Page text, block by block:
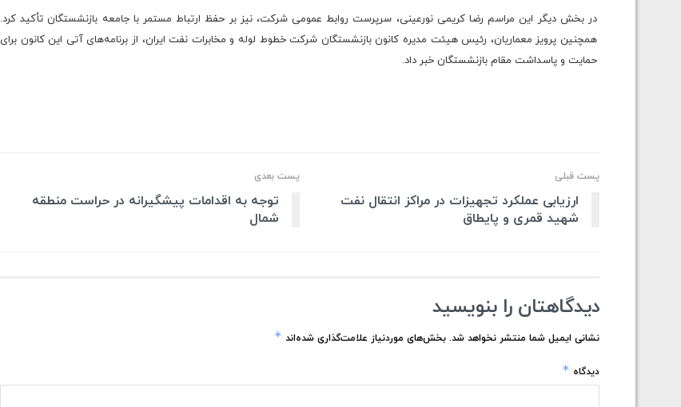
در بخش دیگر این مراسم رضا کریمی نورعینی، سرپرست روابط عمومی شرکت، نیز بر حفظ ارتباط مستمر با جامعه بازنشستگان تأکید کرد.
همچنین پرویز معماریان، رئیس هیئت مدیره کانون بازنشستگان شرکت خطوط لوله و مخابرات نفت ایران، از برنامه‌های آتی این کانون برای
حمایت و پاسداشت مقام بازنشستگان خبر داد.
پست قبلی
ارزیابی عملکرد تجهیزات در مراکز انتقال نفت
شهید قمری و پایطاق
پست بعدی
توجه به اقدامات پیشگیرانه در حراست منطقه
شمال
دیدگاهتان را بنویسید
نشانی ایمیل شما منتشر نخواهد شد. بخش‌های موردنیاز علامت‌گذاری شده‌اند *
دیدگاه *